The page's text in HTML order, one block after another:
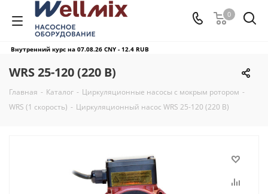
0
Внутренний курс на 07.08.26 CNY - 12.4 RUB
WRS 25-120 (220 В)
Главная - Каталог - Циркуляционные насосы с мокрым ротором -
WRS (1 скорость) - Циркуляционный насос WRS 25-120 (220 В)